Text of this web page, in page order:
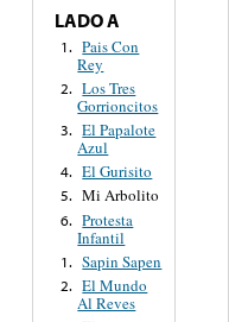
LADO A
1. Pais Con
Rey
2. Los Tres
Gorrioncitos
3. El Papalote
Azul
4. El Gurisito
5. Mi Arbolito
6. Protesta
Infantil
1. Sapin Sapen
2. El Mundo
Al Reves